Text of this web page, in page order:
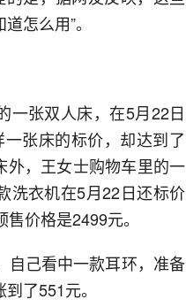
怎么用”。
一张双人床，在5月22日
张床的标价，却达到了
外，王女士购物车里的一
洗衣机在5月22日还标价
价格是2499元。
自己看中一款耳环，准备
了551元。